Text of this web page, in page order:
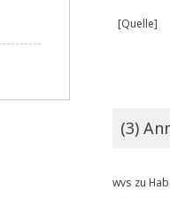
[Quelle]
(3)
wvs zu